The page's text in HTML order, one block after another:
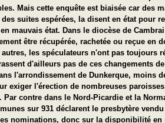
Mais cette enquête est biaisée car des
suites espérées, la disent en état pour
mauvais état. Dans le diocèse de
être récupérée, rachetée ou reçue en
les spéculateurs n'ont pas toujours
d'ailleurs pas de ces changements
l'arrondissement de Dunkerque, moins
exiger l'érection de nombreuses
Par contre dans le Nord-Picardie et la
sur 931 déclarent le presbytère
nominations, donc sur la disponibilité en